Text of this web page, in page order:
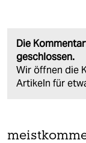
Die
geschlossen.
Wir öffnen die
Artikeln für